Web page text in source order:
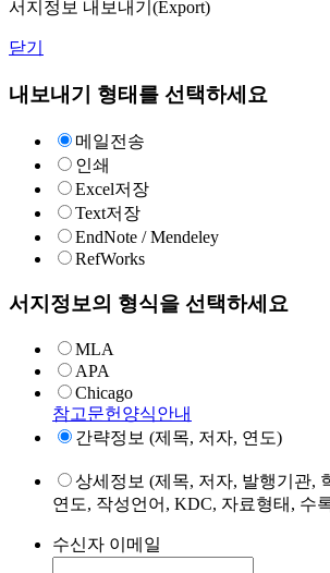
서지정보 내보내기(Export)
닫기
내보내기 형태를 선택하세요
메일전송
인쇄
Excel저장
Text저장
EndNote / Mendeley
RefWorks
서지정보의 형식을 선택하세요
MLA
APA
Chicago
참고문헌양식안내
간략정보 (제목, 저자, 연도)
상세정보 (제목, 저자, 발행기관,
연도, 작성언어, KDC, 자료형태, 수
수신자 이메일